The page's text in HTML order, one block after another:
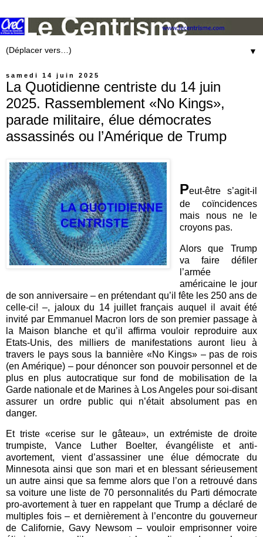
▼
samedi 14 juin 2025
La Quotidienne centriste du 14 juin
2025. Rassemblement «No Kings»,
parade militaire, élue démocrates
assassinés ou l’Amérique de Trump
Peut-être s’agit-il
de coïncidences
mais nous ne le
croyons pas.
Alors que Trump
va faire défiler
l’armée
américaine le jour
de son anniversaire – en prétendant qu’il fête les 250 ans de
celle-ci! –, jaloux du 14 juillet français auquel il avait été
invité par Emmanuel Macron lors de son premier passage à
la Maison blanche et qu’il affirma vouloir reproduire aux
Etats-Unis, des milliers de manifestations auront lieu à
travers le pays sous la bannière «No Kings»– pas de rois
(en Amérique)– pour dénoncer son pouvoir personnel et de
plus en plus autocratique sur fond de mobilisation de la
Garde nationale et de Marines à Los Angeles pour soi-disant
assurer un ordre public qui n’était absolument pas en
danger.
Et triste «cerise sur le gâteau», un extrémiste de droite
trumpiste, Vance Luther Boelter, évangéliste et anti-
avortement, vient d’assassiner une élue démocrate du
Minnesota ainsi que son mari et en blessant sérieusement
un autre ainsi que sa femme alors que l’on a retrouvé dans
sa voiture une liste de 70 personnalités du Parti démocrate
pro-avortement à tuer en rappelant que Trump a déclaré de
multiples fois – et dernièrement à l’encontre du gouverneur
de Californie, Gavy Newsom – vouloir emprisonner voire